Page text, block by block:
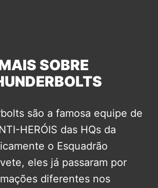
SOBRE
são a famosa equipe de
HERÓIS das HQs da
o Esquadrão
eles já passaram por
diferentes nos